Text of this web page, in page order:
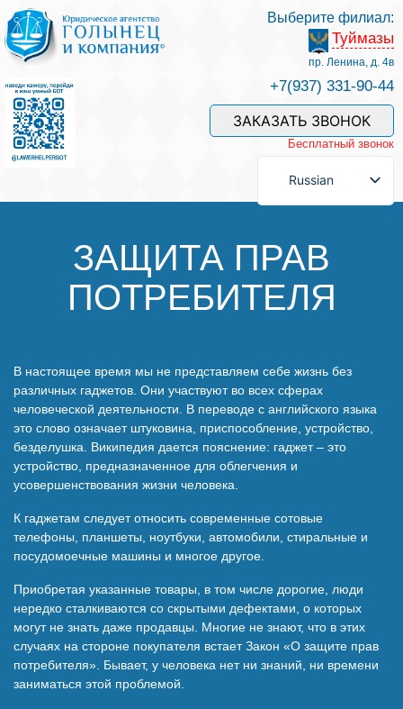
Услуги и наши специалисты
Оплата услуг
Задать вопрос
Отзывы
Наши победы
Видео о нас
Выберите филиал:
Туймазы
пр. Ленина, д. 4в
+7(937) 331-90-44
ЗАКАЗАТЬ ЗВОНОК
Бесплатный звонок
Russian
ЗАЩИТА ПРАВ
ПОТРЕБИТЕЛЯ
В настоящее время мы не представляем себе жизнь без
различных гаджетов. Они участвуют во всех сферах
человеческой деятельности. В переводе с английского языка
это слово означает штуковина, приспособление, устройство,
безделушка. Википедия дается пояснение: гаджет – это
устройство, предназначенное для облегчения и
усовершенствования жизни человека.
К гаджетам следует относить современные сотовые
телефоны, планшеты, ноутбуки, автомобили, стиральные и
посудомоечные машины и многое другое.
Приобретая указанные товары, в том числе дорогие, люди
нередко сталкиваются со скрытыми дефектами, о которых
могут не знать даже продавцы. Многие не знают, что в этих
случаях на стороне покупателя встает Закон «О защите прав
потребителя». Бывает, у человека нет ни знаний, ни времени
заниматься этой проблемой.